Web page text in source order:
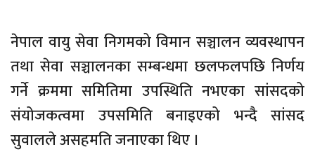
नेपाल वायु सेवा निगमको विमान सञ्चालन व्यवस्थापन
तथा सेवा सञ्चालनका सम्बन्धमा छलफलपछि निर्णय
गर्ने क्रममा समितिमा उपस्थिति नभएका सांसदको
संयोजकत्वमा उपसमिति बनाइएको भन्दै सांसद
सुवालले असहमति जनाएका थिए ।